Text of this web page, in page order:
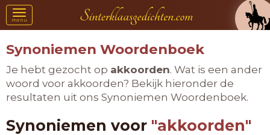
Toggle
navigation
menu
Synoniemen Woordenboek
Je hebt gezocht op akkoorden. Wat is een ander
woord voor akkoorden? Bekijk hieronder de
resultaten uit ons Synoniemen Woordenboek.
Synoniemen voor "akkoorden"